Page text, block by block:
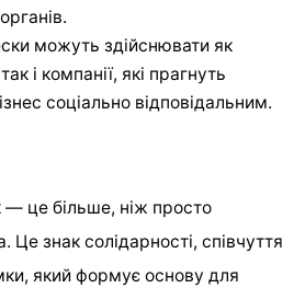
можуть здійснювати як
і компанії, які прагнуть
соціально відповідальним.
— це більше, ніж просто
Це знак солідарності, співчуття
який формує основу для